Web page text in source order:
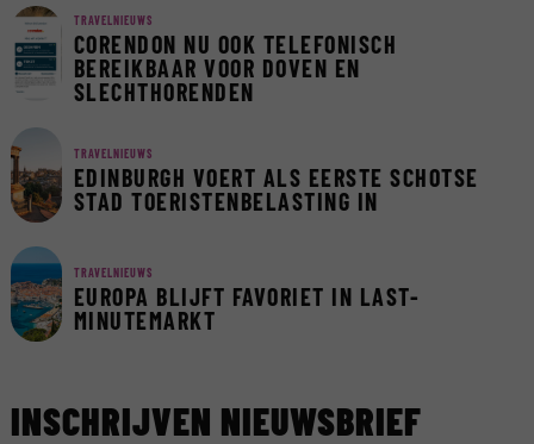
TRAVELNIEUWS
CORENDON NU OOK TELEFONISCH
BEREIKBAAR VOOR DOVEN EN
SLECHTHORENDEN
TRAVELNIEUWS
EDINBURGH VOERT ALS EERSTE SCHOTSE
STAD TOERISTENBELASTING IN
TRAVELNIEUWS
EUROPA BLIJFT FAVORIET IN LAST-
MINUTEMARKT
INSCHRIJVEN NIEUWSBRIEF